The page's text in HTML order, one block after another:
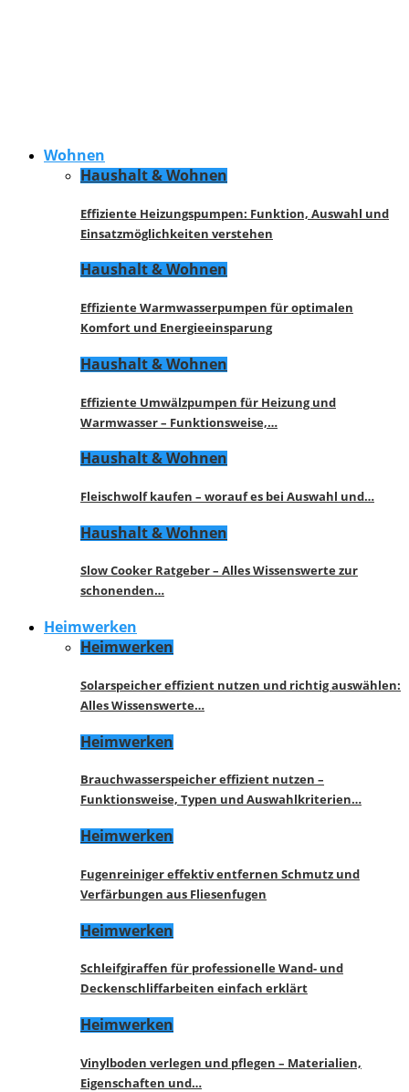
Wohnen
Haushalt & Wohnen
Effiziente Heizungspumpen: Funktion, Auswahl und
Einsatzmöglichkeiten verstehen
Haushalt & Wohnen
Effiziente Warmwasserpumpen für optimalen
Komfort und Energieeinsparung
Haushalt & Wohnen
Effiziente Umwälzpumpen für Heizung und
Warmwasser – Funktionsweise,…
Haushalt & Wohnen
Fleischwolf kaufen – worauf es bei Auswahl und…
Haushalt & Wohnen
Slow Cooker Ratgeber – Alles Wissenswerte zur
schonenden…
Heimwerken
Heimwerken
Solarspeicher effizient nutzen und richtig auswählen:
Alles Wissenswerte…
Heimwerken
Brauchwasserspeicher effizient nutzen –
Funktionsweise, Typen und Auswahlkriterien…
Heimwerken
Fugenreiniger effektiv entfernen Schmutz und
Verfärbungen aus Fliesenfugen
Heimwerken
Schleifgiraffen für professionelle Wand- und
Deckenschliffarbeiten einfach erklärt
Heimwerken
Vinylboden verlegen und pflegen – Materialien,
Eigenschaften und…